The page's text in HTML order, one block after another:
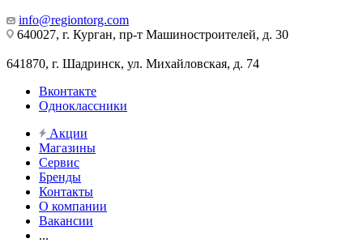
info@regiontorg.com
640027, г. Курган, пр-т Машиностроителей, д. 30
641870, г. Шадринск, ул. Михайловская, д. 74
Вконтакте
Одноклассники
Акции
Магазины
Сервис
Бренды
Контакты
О компании
Вакансии
...